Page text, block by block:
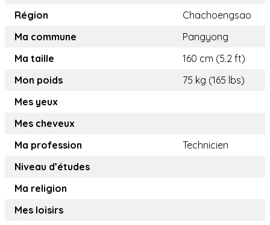
Région
Chachoengsao
Ma commune
Pangyong
Ma taille
160 cm (5.2 ft)
Mon poids
75 kg (165 lbs)
Mes yeux
Mes cheveux
Ma profession
Technicien
Niveau d’études
Ma religion
Mes loisirs